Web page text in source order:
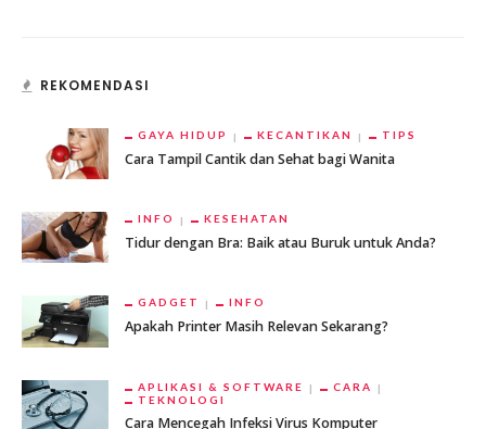
REKOMENDASI
GAYA HIDUP KECANTIKAN TIPS
Cara Tampil Cantik dan Sehat bagi Wanita
INFO KESEHATAN
Tidur dengan Bra: Baik atau Buruk untuk Anda?
GADGET INFO
Apakah Printer Masih Relevan Sekarang?
APLIKASI & SOFTWARE
CARA
TEKNOLOGI
Cara Mencegah Infeksi Virus Komputer